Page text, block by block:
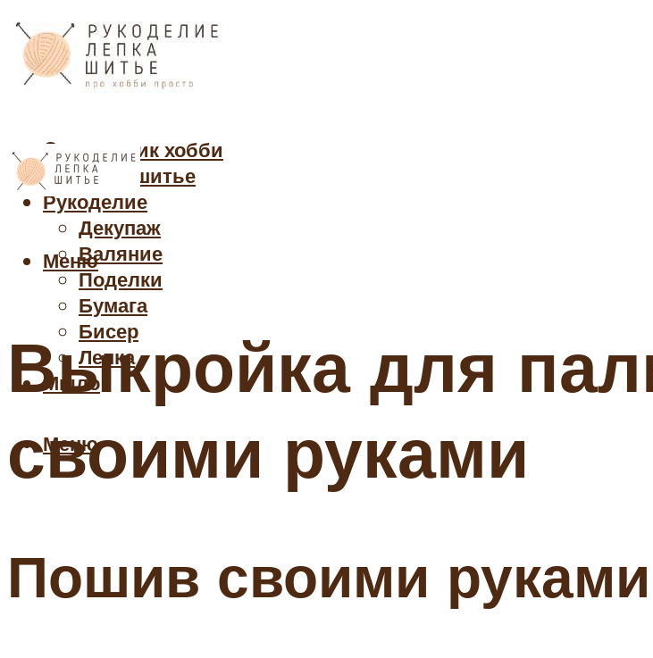
Cправочник хобби
Кройка и шитье
Рукоделие
Декупаж
Валяние
Поделки
Бумага
Бисер
Лепка
Мыло
Меню
Меню
Выкройка для
своими руками
Пошив своими руками